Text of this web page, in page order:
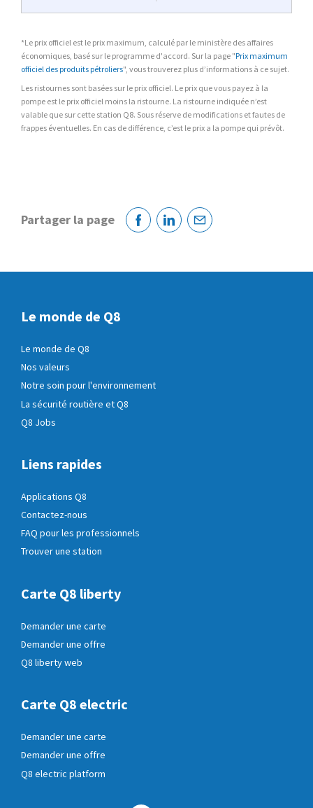
*Le prix officiel est le prix maximum, calculé par le ministère des affaires
économiques, basé sur le programme d'accord. Sur la page "Prix maximum
officiel des produits pétroliers", vous trouverez plus d’informations à ce sujet.
Les ristournes sont basées sur le prix officiel. Le prix que vous payez à la
pompe est le prix officiel moins la ristourne. La ristourne indiquée n’est
valable que sur cette station Q8. Sous réserve de modifications et fautes de
frappes éventuelles. En cas de différence, c’est le prix a la pompe qui prévôt.
Partager la page
FacebookLinkedinCourriel
Le monde de Q8
Le monde de Q8
Nos valeurs
Notre soin pour l'environnement
La sécurité routière et Q8
Q8 Jobs
Liens rapides
Applications Q8
Contactez-nous
FAQ pour les professionnels
Trouver une station
Carte Q8 liberty
Demander une carte
Demander une offre
Q8 liberty web
Carte Q8 electric
Demander une carte
Demander une offre
Q8 electric platform